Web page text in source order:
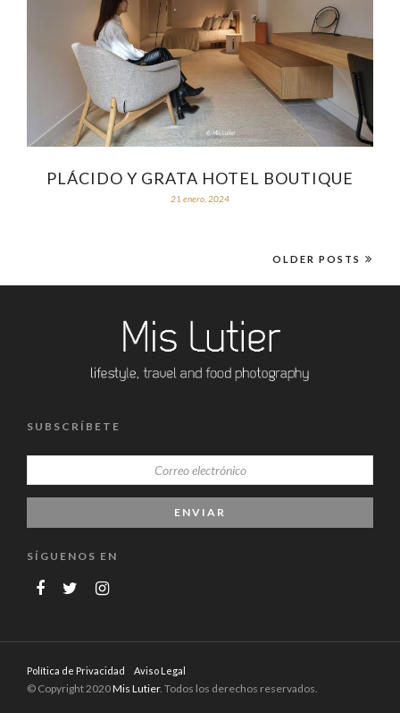
PLÁCIDO Y GRATA HOTEL BOUTIQUE
21 enero, 2024
OLDER POSTS
SUBSCRÍBETE
SÍGUENOS EN
Política de Privacidad Aviso Legal
© Copyright 2020Mis Lutier. Todos los derechos reservados.